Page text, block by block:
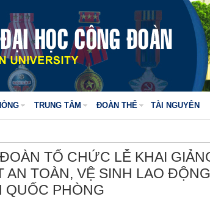
TRUNG TÂM ĐOÀN THỂ TÀI NGUYÊN
TỔ CHỨC LỄ KHAI
AN TOÀN, VỆ SINH LAO
QUỐC PHÒNG